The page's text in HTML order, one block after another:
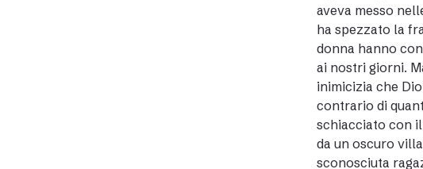
aveva messo
ha spezzato la
donna hanno
ai nostri giorni.
inimicizia che
contrario di
schiacciato con
da un oscuro
sconosciuta